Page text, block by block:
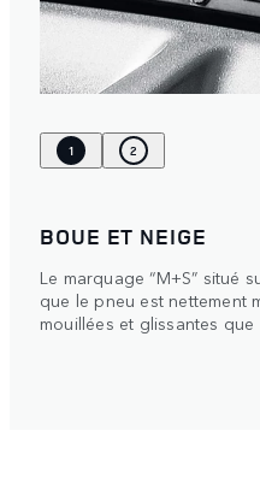
1 2
BOUE ET NEIGE
Le marquage “M+S” situé
que le pneu est nettement
mouillées et glissantes que